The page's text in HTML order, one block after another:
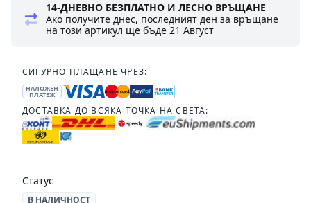
14-ДНЕВНО БЕЗПЛАТНО И ЛЕСНО ВРЪЩАНЕ
Ако получите днес, последният ден за връщане
на този артикул ще бъде21 Август
СИГУРНО ПЛАЩАНЕ ЧРЕЗ:
НАЛОЖЕН
ПЛАТЕЖ
ДОСТАВКА ДО ВСЯКА ТОЧКА НА СВЕТА:
Статус
В НАЛИЧНОСТ